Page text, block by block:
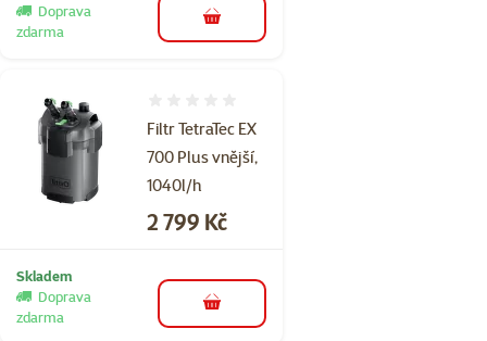
Doprava
zdarma
do košíku
Filtr TetraTec EX
700 Plus vnější,
1040l/h
Cena
2 799 Kč
Skladem
Doprava
zdarma
do košíku